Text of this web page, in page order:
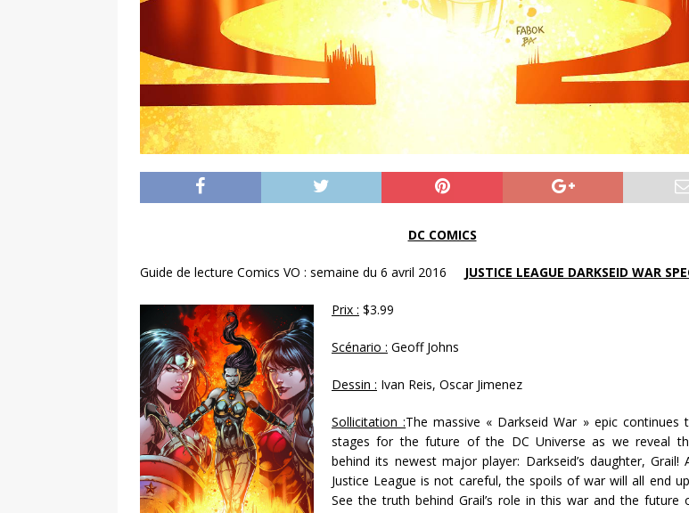
DC COMICS
Guide de lecture Comics VO : semaine du 6 avril 2016 JUSTICE LEAGUE DARKSEID WAR
Prix : $3.99
Scénario : Geoff Johns
Dessin : Ivan Reis, Oscar Jimenez
Sollicitation :The massive « Darkseid War » epic continues
stages for the future of the DC Universe as we reveal
behind its newest major player: Darkseid’s daughter, Grail!
Justice League is not careful, the spoils of war will all end
See the truth behind Grail’s role in this war and the future